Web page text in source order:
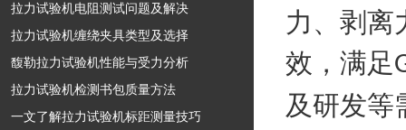
拉力试验机电阻测试问题及解决
拉力试验机缠绕夹具类型及选择
馥勒拉力试验机性能与受力分析
拉力试验机检测书包质量方法
一文了解拉力试验机标距测量技巧
力、剥离
效，满足
及研发等